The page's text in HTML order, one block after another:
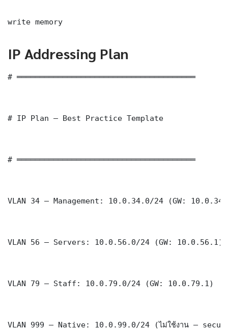
write memory
IP Addressing Plan
# ═══════════════════════════════════════
# IP Plan — Best Practice Template
# ═══════════════════════════════════════
VLAN 34 — Management: 10.0.34.0/24 (GW:
VLAN 56 — Servers: 10.0.56.0/24 (GW: 10.0.56.1)
VLAN 79 — Staff: 10.0.79.0/24 (GW: 10.0.79.1)
VLAN 999 — Native: 10.0.99.0/24 (ไม่ใช้งาน —